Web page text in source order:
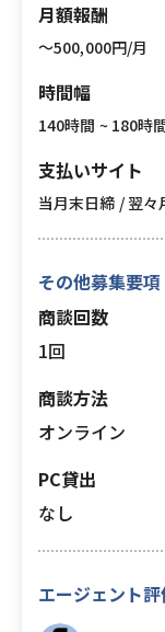
月額報酬
〜500,000円/月
時間幅
140時間 ~ 180時
支払いサイト
当月末日締 / 翌々
その他募集要項
商談回数
1回
商談方法
オンライン
PC貸出
なし
エージェント